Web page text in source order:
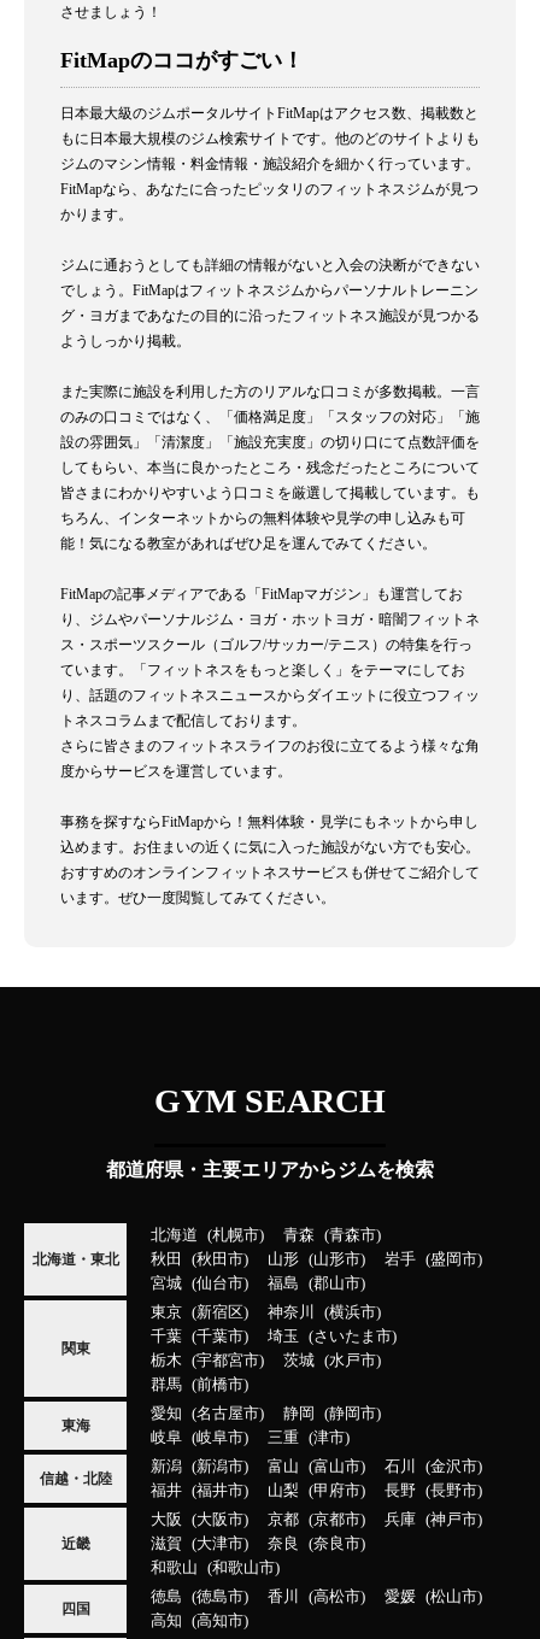
させましょう！
FitMapのココがすごい！
日本最大級のジムポータルサイトFitMapはアクセス数、掲載数と
もに日本最大規模のジム検索サイトです。他のどのサイトよりも
ジムのマシン情報・料金情報・施設紹介を細かく行っています。
FitMapなら、あなたに合ったピッタリのフィットネスジムが見つ
かります。
ジムに通おうとしても詳細の情報がないと入会の決断ができない
でしょう。FitMapはフィットネスジムからパーソナルトレーニン
グ・ヨガまであなたの目的に沿ったフィットネス施設が見つかる
ようしっかり掲載。
また実際に施設を利用した方のリアルな口コミが多数掲載。一言
のみの口コミではなく、「価格満足度」「スタッフの対応」「施
設の雰囲気」「清潔度」「施設充実度」の切り口にて点数評価を
してもらい、本当に良かったところ・残念だったところについて
皆さまにわかりやすいよう口コミを厳選して掲載しています。も
ちろん、インターネットからの無料体験や見学の申し込みも可
能！気になる教室があればぜひ足を運んでみてください。
FitMapの記事メディアである「FitMapマガジン」も運営してお
り、ジムやパーソナルジム・ヨガ・ホットヨガ・暗闇フィットネ
ス・スポーツスクール（ゴルフ/サッカー/テニス）の特集を行っ
ています。「フィットネスをもっと楽しく」をテーマにしてお
り、話題のフィットネスニュースからダイエットに役立つフィッ
トネスコラムまで配信しております。
さらに皆さまのフィットネスライフのお役に立てるよう様々な角
度からサービスを運営しています。
事務を探すならFitMapから！無料体験・見学にもネットから申し
込めます。お住まいの近くに気に入った施設がない方でも安心。
おすすめのオンラインフィットネスサービスも併せてご紹介して
います。ぜひ一度閲覧してみてください。
GYM SEARCH
都道府県・主要エリアからジムを検索
北海道・東北
北海道 札幌市 青森
青森市
秋田
秋田市 山形 山形市 岩手
盛岡市
宮城
仙台市 福島 郡山市
関東
東京 新宿区 神奈川
横浜市
千葉
千葉市 埼玉
さいたま市
栃木
宇都宮市 茨城
水戸市
群馬
前橋市
東海
愛知 名古屋市 静岡
静岡市
岐阜
岐阜市 三重 津市
信越・北陸
新潟 新潟市 富山 富山市 石川
金沢市
福井
福井市 山梨 甲府市 長野 長野市
近畿
大阪 大阪市 京都 京都市 兵庫
神戸市
滋賀
大津市 奈良
奈良市
和歌山
和歌山市
四国
徳島 徳島市 香川 高松市 愛媛
松山市
高知
高知市